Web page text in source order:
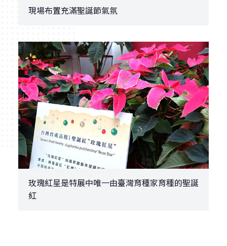
現場布置充滿聖誕節氣氛
玫瑰紅星是特展中唯一由臺灣育種家育種的聖誕
紅